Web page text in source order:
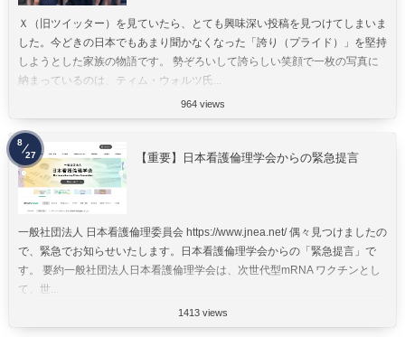
Ｘ（旧ツイッター）を見ていたら、とても興味深い投稿を見つけてしまいま
した。今どきの日本でもあまり聞かなくなった「誇り（プライド）」を堅持
しようとした家族の物語です。 勢ぞろいして誇らしい笑顔で一枚の写真に
納まっているのは、ティム・ウォルツ氏...
964 views
【重要】日本看護倫理学会からの緊急提言
一般社団法人 日本看護倫理委員会 https://www.jnea.net/ 偶々見つけましたの
で、緊急でお知らせいたします。日本看護倫理学会からの「緊急提言」で
す。 要約一般社団法人日本看護倫理学会は、次世代型mRNA ワクチンとし
て、世...
1413 views
8
27